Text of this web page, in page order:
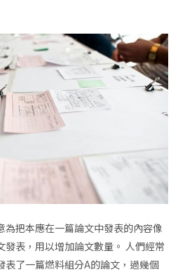
為把本應在一篇論文中發表的內容像
發表，用以增加論文數量。 人們經常
表了一篇燃料組分A的論文，過幾個